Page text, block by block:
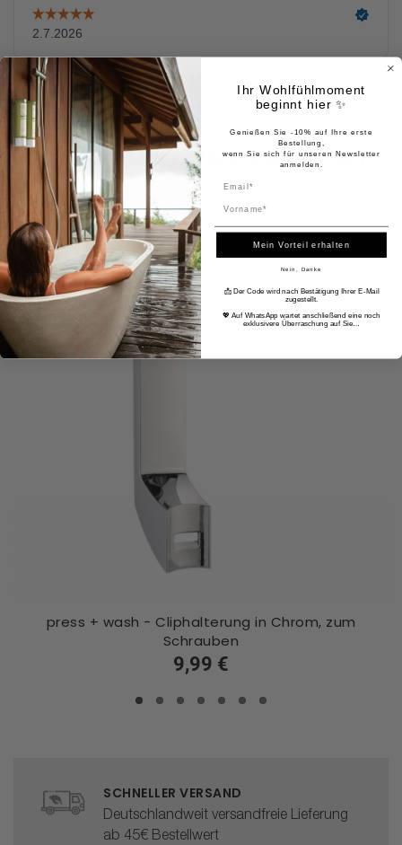
HÄUFIG ZUSAMMEN GEKAUFT
press + wash - Cliphalterung in Chrom, zum
Schrauben
9,99 €
SCHNELLER VERSAND
Deutschlandweit versandfreie Lieferung
ab 45€ Bestellwert
Ihr Wohlfühlmoment
beginnt hier ✨
Genießen Sie -10% auf Ihre erste
Bestellung,
wenn Sie sich für unseren Newsletter
anmelden.
Mein Vorteil erhalten
Nein, Danke
📩 Der Code wird nach Bestätigung Ihrer E-Mail
zugestellt.
💖 Auf WhatsApp wartet anschließend eine noch
exklusivere Überraschung auf Sie…